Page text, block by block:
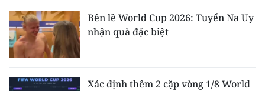
KHOA HỌC - CÔNG NGHỆ
MÔI TRƯỜNG
BẠN ĐỌC
Bên lề World Cup 2026: Tuyển Na Uy
nhận quà đặc biệt
Xác định thêm 2 cặp vòng 1/8 World